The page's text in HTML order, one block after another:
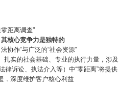
零距离调查”
核心竞争力是独特的
协作”与广泛的“社会资源”
实的社会基础、专业的执行力量，涉及
律诉讼、执法介入等）中“零距离”将提供
，深度维护客户核心利益